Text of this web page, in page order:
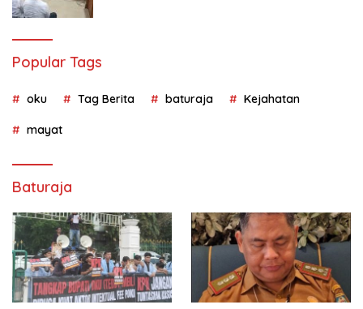
Popular Tags
oku Tag Berita baturaja Kejahatan
mayat
Baturaja